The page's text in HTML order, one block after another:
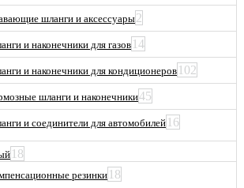
шланги и аксессуары2
и наконечники для газов 14
и наконечники для кондиционеров 102
шланги и наконечники45
и соединители для автомобилей 16
18
резинки 18